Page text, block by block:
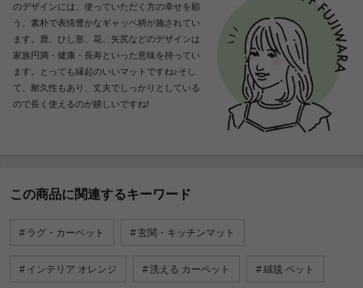
のデザインには、使っていただく方の幸せを願
う、素朴で表情豊かなギャッベ柄が施されてい
ます。鹿、ひし形、花、矢尻などのデザインは
家族円満・健康・長寿といった意味を持ってい
ます。とっても縁起のいいマットですね♪そし
て、耐久性もあり、丈夫でしっかりとしている
ので長く使えるのが嬉しいですね!
この商品に関連するキーワード
ラグ・カーペット 玄関・キッチンマット
インテリア オレンジ 洗える カーペット 絨毯 ペット